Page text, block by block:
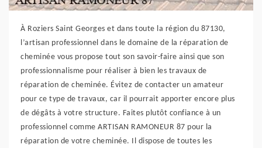
À Roziers Saint Georges et dans toute la région du 87130,
l’artisan professionnel dans le domaine de la réparation de
cheminée vous propose tout son savoir-faire ainsi que son
professionnalisme pour réaliser à bien les travaux de
réparation de cheminée. Évitez de contacter un amateur
pour ce type de travaux, car il pourrait apporter encore plus
de dégâts à votre structure. Faites plutôt confiance à un
professionnel comme ARTISAN RAMONEUR 87 pour la
réparation de votre cheminée. Il dispose de toutes les